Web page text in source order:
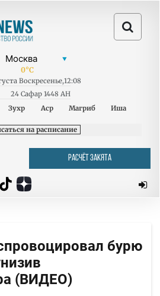
0°C
Воскресенье,12:08
24 Сафар 1448 AH
Зухр Аср Магриб Иша
на расписание
РАСЧЁТ ЗАКЯТА
бурю
(ВИДЕО)